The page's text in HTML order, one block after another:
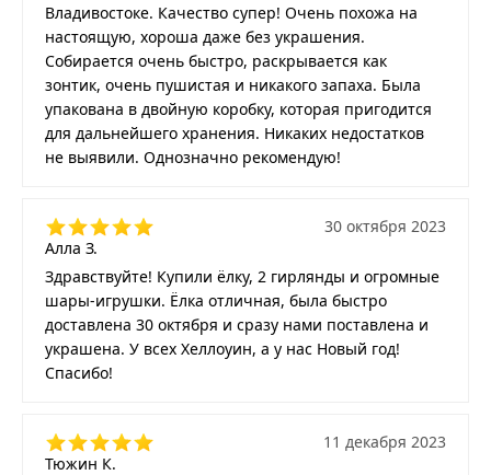
Владивостоке. Качество супер! Очень похожа на
настоящую, хороша даже без украшения.
Собирается очень быстро, раскрывается как
зонтик, очень пушистая и никакого запаха. Была
упакована в двойную коробку, которая пригодится
для дальнейшего хранения. Никаких недостатков
не выявили. Однозначно рекомендую!
Алла З.
30 октября 2023
Здравствуйте! Купили ёлку, 2 гирлянды и огромные
шары-игрушки. Ёлка отличная, была быстро
доставлена 30 октября и сразу нами поставлена и
украшена. У всех Хеллоуин, а у нас Новый год!
Спасибо!
Тюжин К.
11 декабря 2023